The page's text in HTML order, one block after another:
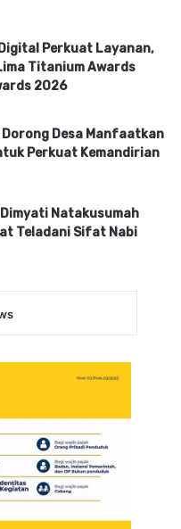
Perkuat Layanan,
Titanium Awards
2026
Dorong Desa Manfaatkan
Perkuat Kemandirian
Natakusumah
Teladani Sifat Nabi